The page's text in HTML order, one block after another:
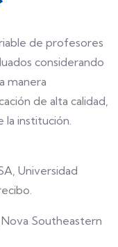
de profesores
considerando
manera
de alta calidad,
la institución.
Universidad
Southeastern